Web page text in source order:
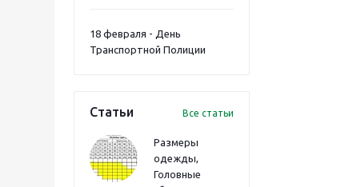
18 февраля - День
Транспортной Полиции
Статьи Все статьи
Размеры
одежды,
Головные